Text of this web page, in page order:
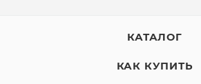
КАТАЛОГ
КАК КУПИТЬ